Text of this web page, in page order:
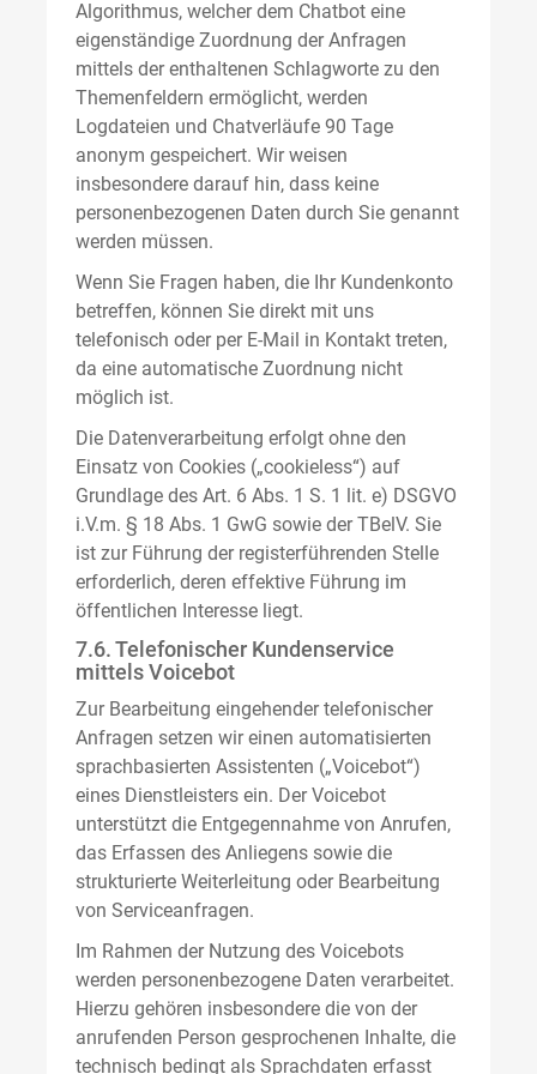
Algorithmus, welcher dem Chatbot eine
eigenständige Zuordnung der Anfragen
mittels der enthaltenen Schlagworte zu den
Themenfeldern ermöglicht, werden
Logdateien und Chatverläufe 90 Tage
anonym gespeichert. Wir weisen
insbesondere darauf hin, dass keine
personenbezogenen Daten durch Sie genannt
werden müssen.
Wenn Sie Fragen haben, die Ihr Kundenkonto
betreffen, können Sie direkt mit uns
telefonisch oder per E-Mail in Kontakt treten,
da eine automatische Zuordnung nicht
möglich ist.
Die Datenverarbeitung erfolgt ohne den
Einsatz von Cookies („cookieless“) auf
Grundlage des Art. 6 Abs. 1 S. 1 lit. e) DSGVO
i.V.m. § 18 Abs. 1 GwG sowie der TBelV. Sie
ist zur Führung der registerführenden Stelle
erforderlich, deren effektive Führung im
öffentlichen Interesse liegt.
7.6. Telefonischer Kundenservice
mittels Voicebot
Zur Bearbeitung eingehender telefonischer
Anfragen setzen wir einen automatisierten
sprachbasierten Assistenten („Voicebot“)
eines Dienstleisters ein. Der Voicebot
unterstützt die Entgegennahme von Anrufen,
das Erfassen des Anliegens sowie die
strukturierte Weiterleitung oder Bearbeitung
von Serviceanfragen.
Im Rahmen der Nutzung des Voicebots
werden personenbezogene Daten verarbeitet.
Hierzu gehören insbesondere die von der
anrufenden Person gesprochenen Inhalte, die
technisch bedingt als Sprachdaten erfasst